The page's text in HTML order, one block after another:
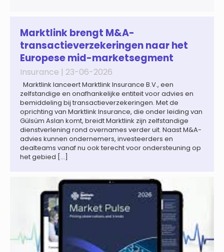
wereldwijd naar verwachting afnemen tot 1,3% in reële
termen in […]
Marktlink brengt M&A-
transactieverzekeringen naar het
Europese mid-marketsegment
Insurance | 23-06-2026
Marktlink lanceert Marktlink Insurance B.V., een
zelfstandige en onafhankelijke entiteit voor advies en
bemiddeling bij transactieverzekeringen. Met de
oprichting van Marktlink Insurance, die onder leiding van
Gülsüm Aslan komt, breidt Marktlink zijn zelfstandige
dienstverlening rond overnames verder uit. Naast M&A-
advies kunnen ondernemers, investeerders en
dealteams vanaf nu ook terecht voor ondersteuning op
het gebied […]